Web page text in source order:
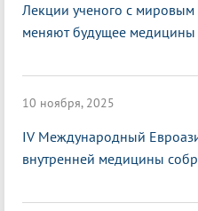
Лекции ученого с
меняют будущее
10 ноября, 2025
IV Международный
внутренней медицины